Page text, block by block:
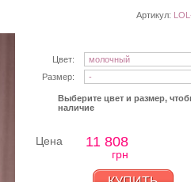
Артикул:
Цвет:
Размер:
Выберите цвет и размер,
наличие
Цена 11 808
грн